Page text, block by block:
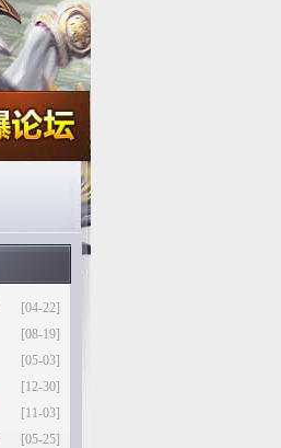
[04-22]
[08-19]
[05-03]
[12-30]
[11-03]
[05-25]